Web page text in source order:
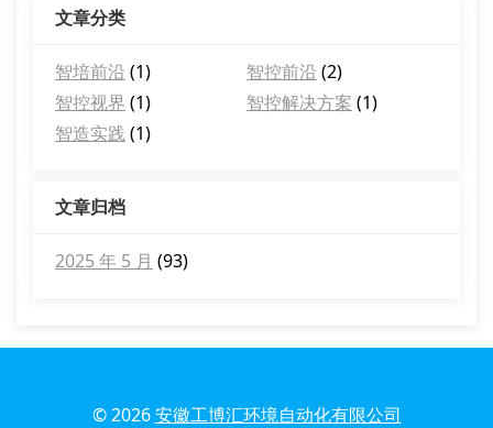
文章分类
智培前沿 (1) 智控前沿 (2)
智控视界 (1) 智控解决方案 (1)
智造实践(1)
文章归档
2025 年 5 月 (93)
© 2026安徽工博汇环境自动化有限公司